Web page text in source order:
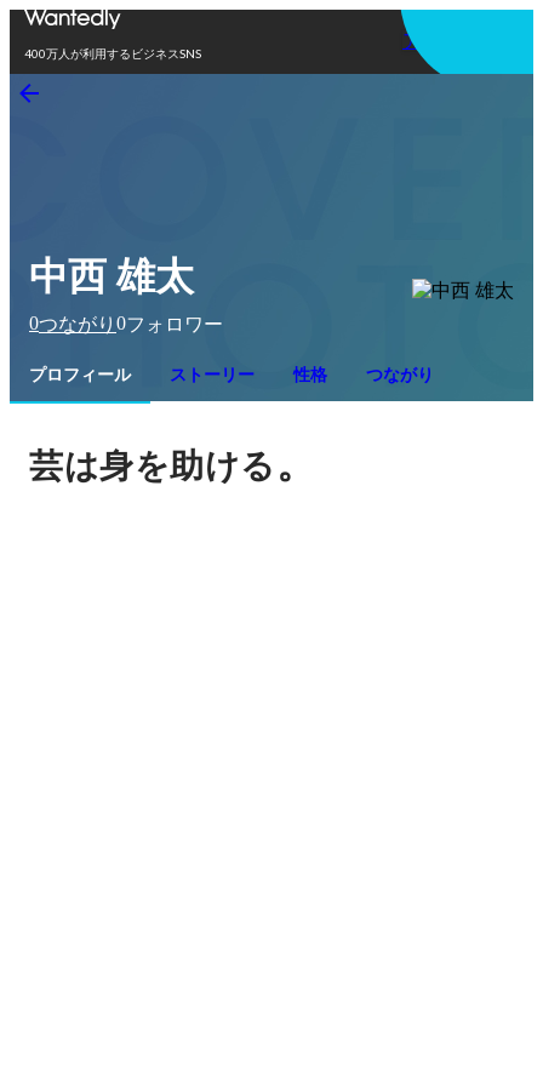
400万人が利用するビジネスSNS
アプリを使う
中西 雄太
0つながり 0フォロワー
プロフィール ストーリー 性格 つながり
芸は身を助ける。